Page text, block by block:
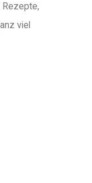
Rezepte,
viel